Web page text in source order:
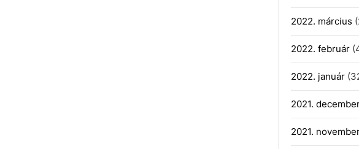
2022. március
2022. február
2022. január
2021.
2021.